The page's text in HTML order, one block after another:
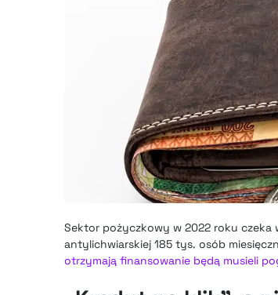
Sektor pożyczkowy w 2022 roku czeka
antylichwiarskiej 185 tys. osób
otrzymają finansowanie będą musieli